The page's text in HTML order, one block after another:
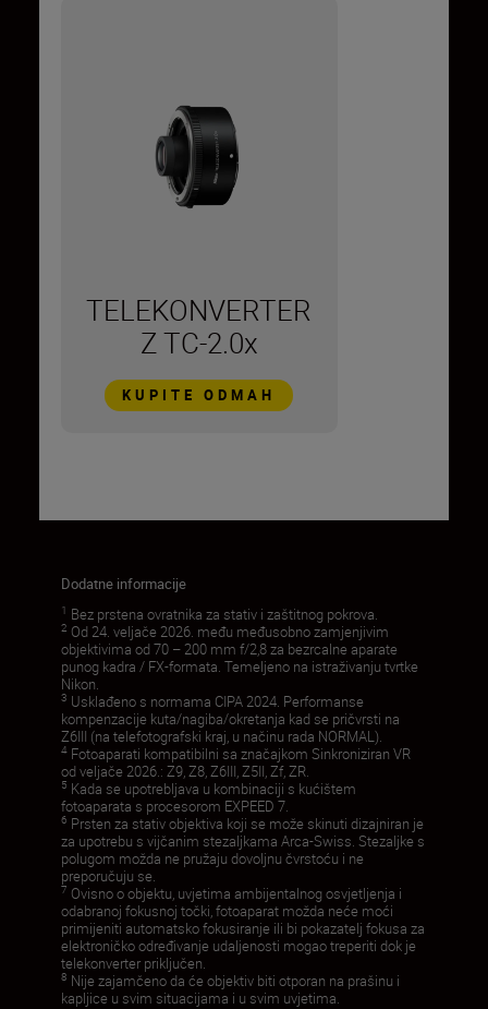
TELEKONVERTER
Z TC-2.0x
KUPITE ODMAH
Dodatne informacije
1 Bez prstena ovratnika za stativ i zaštitnog pokrova.
2 Od 24. veljače 2026. među međusobno zamjenjivim
objektivima od 70 – 200 mm f/2,8 za bezrcalne aparate
punog kadra / FX-formata. Temeljeno na istraživanju tvrtke
Nikon.
3 Usklađeno s normama CIPA 2024. Performanse
kompenzacije kuta/nagiba/okretanja kad se pričvrsti na
Z6III (na telefotografski kraj, u načinu rada NORMAL).
4 Fotoaparati kompatibilni sa značajkom Sinkroniziran VR
od veljače 2026.: Z9, Z8, Z6III, Z5II, Zf, ZR.
5 Kada se upotrebljava u kombinaciji s kućištem
fotoaparata s procesorom EXPEED 7.
6 Prsten za stativ objektiva koji se može skinuti dizajniran je
za upotrebu s vijčanim stezaljkama Arca-Swiss. Stezaljke s
polugom možda ne pružaju dovoljnu čvrstoću i ne
preporučuju se.
7 Ovisno o objektu, uvjetima ambijentalnog osvjetljenja i
odabranoj fokusnoj točki, fotoaparat možda neće moći
primijeniti automatsko fokusiranje ili bi pokazatelj fokusa za
elektroničko određivanje udaljenosti mogao treperiti dok je
telekonverter priključen.
8 Nije zajamčeno da će objektiv biti otporan na prašinu i
kapljice u svim situacijama i u svim uvjetima.